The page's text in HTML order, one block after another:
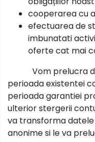
cooperarea cu
efectuarea de
imbunatati
oferte cat mai
Vom prelucra
perioada existentei
perioada garantiei
ulterior stergerii
va transforma
anonime si le va